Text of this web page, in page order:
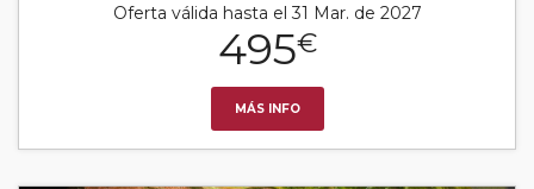
Oferta válida hasta el 31 Mar. de 2027
495€
MÁS INFO